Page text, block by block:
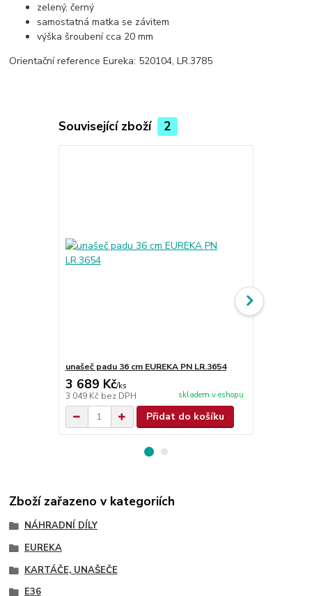
zelený, černý
samostatná matka se závitem
výška šroubení cca 20 mm
Orientační reference Eureka: 520104, LR.3785
Související zboží 2
unašeč padu 36 cm EUREKA PN LR.3654
3 689 Kč/ks
3 049 Kč bez DPH skladem v eshopu
Přidat do košíku
Zboží zařazeno v kategoriích
NÁHRADNÍ DÍLY
EUREKA
KARTÁČE, UNAŠEČE
E36